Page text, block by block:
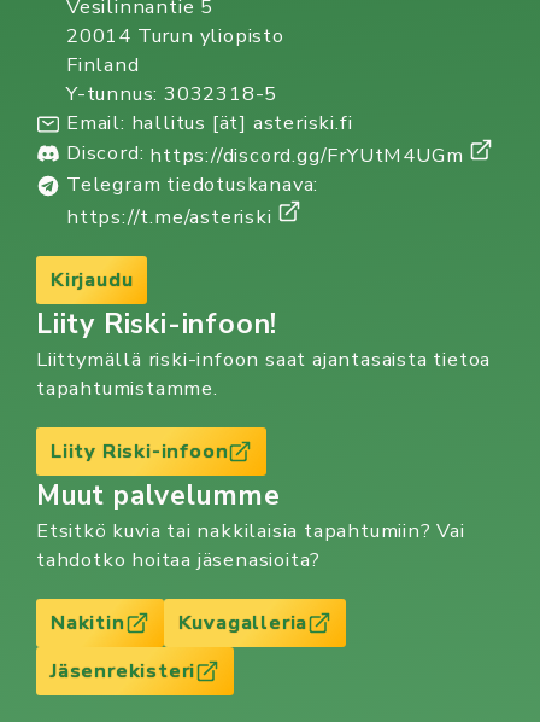
Vesilinnantie 5
20014 Turun yliopisto
Finland
Y-tunnus: 3032318-5
Email: hallitus [ät] asteriski.fi
Discord: https://discord.gg/FrYUtM4UGm
Telegram tiedotuskanava:
https://t.me/asteriski
Kirjaudu
Liity Riski-infoon!
Liittymällä riski-infoon saat ajantasaista tietoa
tapahtumistamme.
Liity Riski-infoon
Muut palvelumme
Etsitkö kuvia tai nakkilaisia tapahtumiin? Vai
tahdotko hoitaa jäsenasioita?
Nakitin
Kuvagalleria
Jäsenrekisteri